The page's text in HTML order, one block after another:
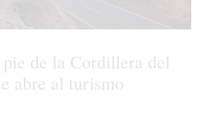
de la Cordillera del
abre al turismo